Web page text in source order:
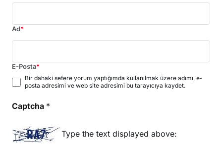
Ad*
E-Posta*
Bir dahaki sefere yorum yaptığımda kullanılmak üzere adımı, e-
posta adresimi ve web site adresimi bu tarayıcıya kaydet.
Captcha *
Type the text displayed above: